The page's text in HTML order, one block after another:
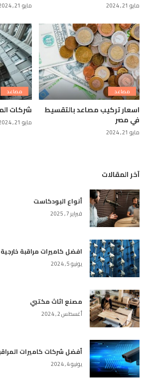
مايو 21, 2024 مايو 21, 2024
مصاعد
اسعار تركيب مصاعد بالتقسيط
في مصر
مايو 21, 2024
مصاعد
شركات
مايو 21, 2024
آخر المقالات
أنواع البودكاست
فبراير 7, 2025
افضل كاميرات مراقبة خارجية
يونيو 5, 2024
مصنع اثاث مكتبي
أغسطس 2, 2024
أفضل شركات كاميرات
يونيو 4, 2024